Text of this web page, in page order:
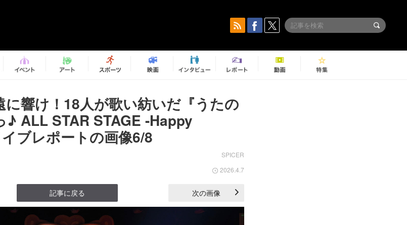
に響け！18人が歌い紡いだ『うたの
ALL STAR STAGE -Happy
ブレポートの画像6/8
SPICER
2026.4.7
記事に戻る 次の画像